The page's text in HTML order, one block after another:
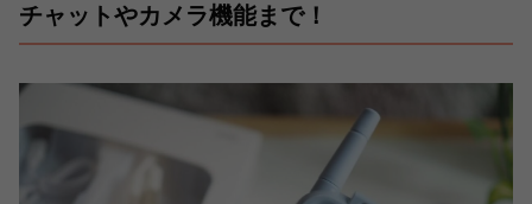
チャットやカメラ機能まで！